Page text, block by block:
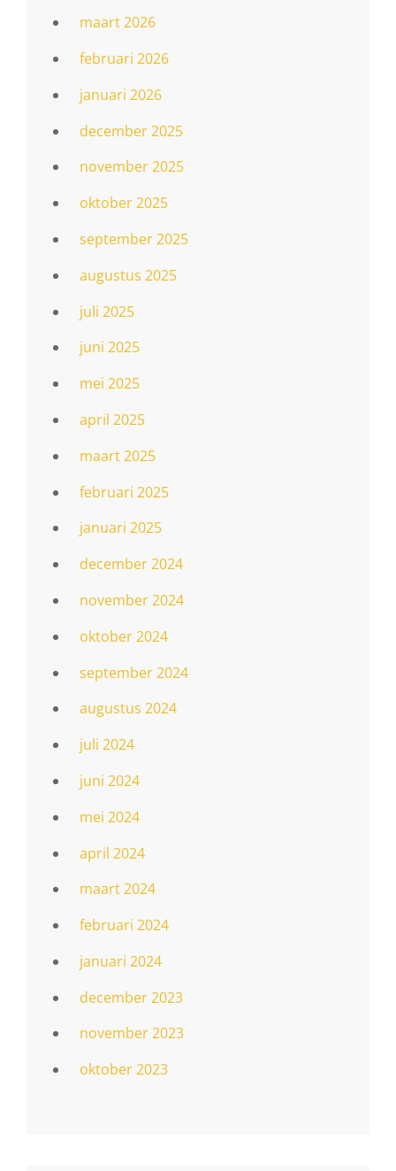
maart 2026
februari 2026
januari 2026
december 2025
november 2025
oktober 2025
september 2025
augustus 2025
juli 2025
juni 2025
mei 2025
april 2025
maart 2025
februari 2025
januari 2025
december 2024
november 2024
oktober 2024
september 2024
augustus 2024
juli 2024
juni 2024
mei 2024
april 2024
maart 2024
februari 2024
januari 2024
december 2023
november 2023
oktober 2023